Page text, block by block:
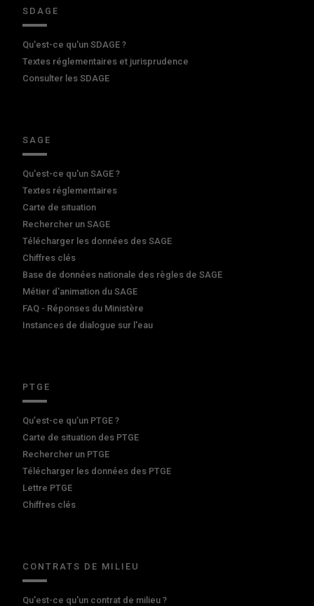
SDAGE
Qu'est-ce qu'un SDAGE ?
Textes réglementaires et jurisprudence
Consulter les SDAGE
SAGE
Qu'est-ce qu'un SAGE ?
Textes réglementaires
Carte de situation
Rechercher un SAGE
Télécharger les données des SAGE
Chiffres clés
Base de données nationale des règles de SAGE
Métier d'animation du SAGE
FAQ - Réponses du Ministère
Instances de dialogue sur l'eau
PTGE
Qu’est-ce qu’un PTGE ?
Carte de situation des PTGE
Rechercher un PTGE
Télécharger les données des PTGE
Lettre PTGE
Chiffres clés
CONTRATS DE MILIEU
Qu'est-ce qu'un contrat de milieu ?